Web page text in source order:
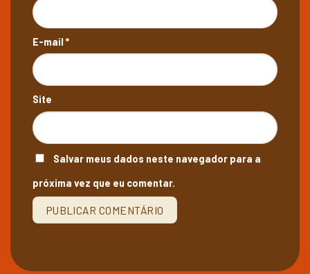
E-mail *
Site
Salvar meus dados neste navegador para a
próxima vez que eu comentar.